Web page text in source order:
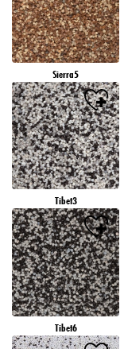
Sierra5
Tibet3
Tibet6